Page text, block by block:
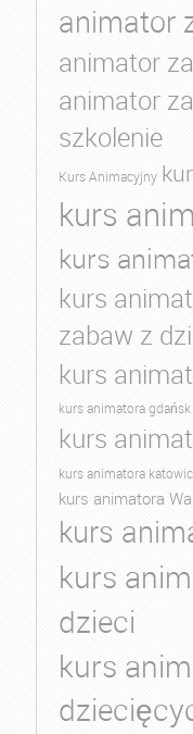
animator
animator
animator
szkolenie
Kurs Animacyjny
kurs
kurs
kurs
zabaw z
kurs
kurs animatora gdańsk
kurs
kurs animatora
kurs animatora
kurs
kurs
dzieci
kurs